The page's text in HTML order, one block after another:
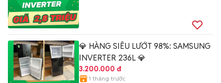
💎 HÀNG SIÊU LƯỚT 98%: SAMSUNG
INVERTER 236L 💎
3.200.000 đ
1 tháng trước